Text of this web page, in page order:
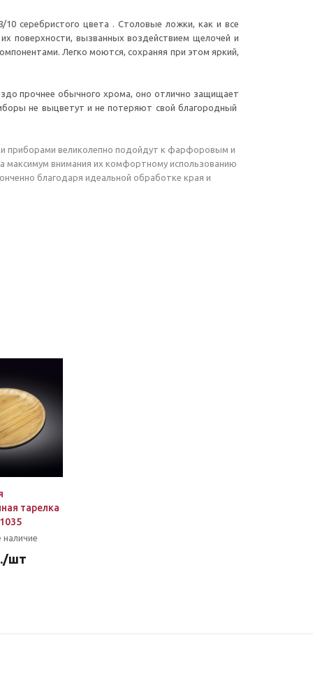
серебристого цвета . Столовые ложки, как и все
поверхности, вызванных воздействием щелочей и
Легко моются, сохраняя при этом яркий,
прочнее обычного хрома, оно отлично защищает
не выцветут и не потеряют свой благородный
приборами великолепно подойдут к фарфоровым и
максимум внимания их комфортному использованию
благодаря идеальной обработке края и
тарелка
наличие
/шт